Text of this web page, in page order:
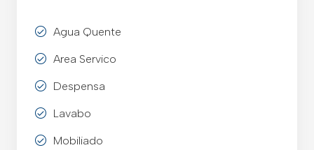
Agua Quente
Area Servico
Despensa
Lavabo
Mobiliado